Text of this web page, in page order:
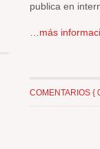
publica en
más
COMENTARIOS {